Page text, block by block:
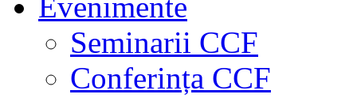
Evenimente
Seminarii CCF
Conferința CCF